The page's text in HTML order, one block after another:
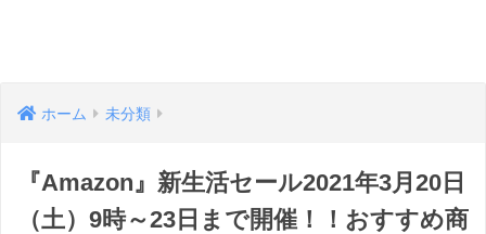
ホーム 未分類
『Amazon』新生活セール2021年3月20日
（土）9時～23日まで開催！！おすすめ商